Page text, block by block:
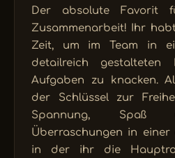
Der absolute Favorit
Zusammenarbeit! Ihr
Zeit, um im Team in
detailreich gestalteten
Aufgaben zu knacken.
der Schlüssel zur
Spannung, Spaß
Überraschungen in einer
in der ihr die